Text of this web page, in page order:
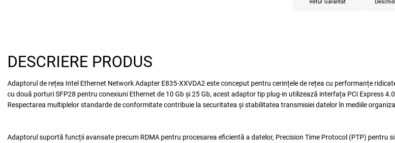
Retur Garantat
DESCRIERE PRODUS
Adaptorul de rețea Intel Ethernet Network Adapter E835-XXVDA2 este conceput pentru cerințele de rețea cu performanțe
cu două porturi SFP28 pentru conexiuni Ethernet de 10 Gb și 25 Gb, acest adaptor tip plug-in utilizează interfața PCI Express
Respectarea multiplelor standarde de conformitate contribuie la securitatea și stabilitatea transmisiei datelor în mediile
Adaptorul suportă funcții avansate precum RDMA pentru procesarea eficientă a datelor, Precision Time Protocol (PTP)